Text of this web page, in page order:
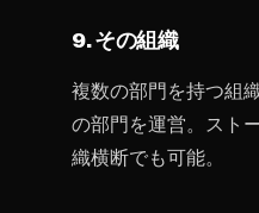
9. その組織
複数の部門を持つ組
の部門を運営。スト
織横断でも可能。